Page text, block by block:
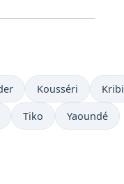
Kousséri Kribi
Tiko Yaoundé